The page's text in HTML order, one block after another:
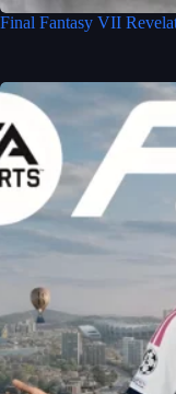
Final Fantasy VII